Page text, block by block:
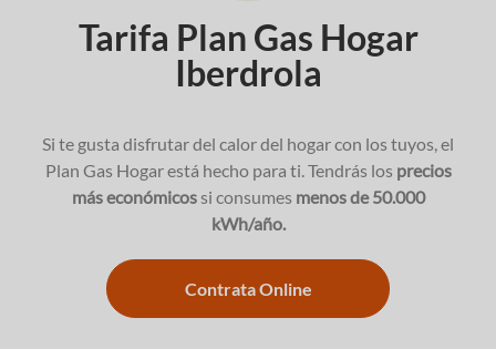
Tarifa Plan Gas Hogar
Iberdrola
Si te gusta disfrutar del calor del hogar con los tuyos, el
Plan Gas Hogar está hecho para ti. Tendrás los precios
más económicossi consumes menos de 50.000
kWh/año.
Contrata Online